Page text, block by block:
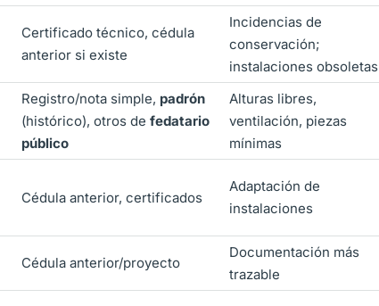
Certificado técnico, cédula
anterior si existe
Incidencias de
conservación;
instalaciones obsoletas
Registro/nota simple, padrón
(histórico), otros de fedatario
público
Alturas libres,
ventilación, piezas
mínimas
Cédula anterior, certificados
Adaptación de
instalaciones
Cédula anterior/proyecto
Documentación más
trazable